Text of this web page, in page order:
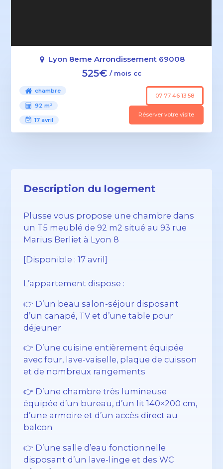
Lyon 8eme Arrondissement 69008
525€ / mois cc
chambre
92 m²
17 avril
07 77 46 13 58
Réserver votre visite
Description du logement
Plusse vous propose une chambre dans
un T5 meublé de 92 m2 situé au 93 rue
Marius Berliet à Lyon 8
[Disponible : 17 avril]
L’appartement dispose :
👉 D’un beau salon-séjour disposant
d’un canapé, TV et d’une table pour
déjeuner
👉 D’une cuisine entièrement équipée
avec four, lave-vaiselle, plaque de cuisson
et de nombreux rangements
👉 D’une chambre très lumineuse
équipée d’un bureau, d’un lit 140×200 cm,
d’une armoire et d’un accès direct au
balcon
👉 D’une salle d’eau fonctionnelle
disposant d’un lave-linge et des WC